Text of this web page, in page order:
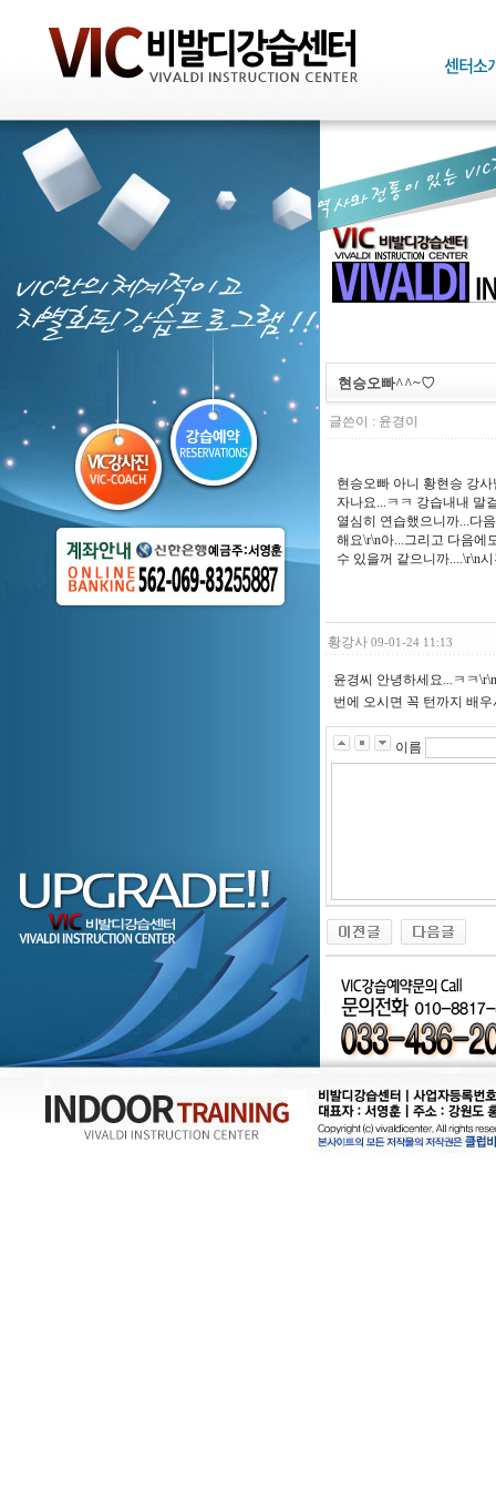
현승오빠^^~♡
글쓴이 : 윤경이
현승오빠 아니 황현승 강
자나요...ㅋㅋ 강습내내 말
열심히 연습했으니까...다
해요\r\n아...그리고 다음에
수 있을꺼 같으니까....\r\n
황강사 09-01-24 11:13
윤경씨 안녕하세요...ㅋㅋ
번에 오시면 꼭 턴까지 배
이름